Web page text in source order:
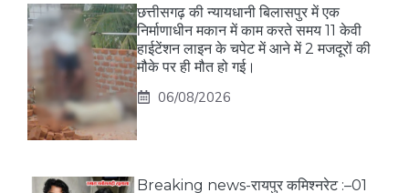
छत्तीसगढ़ की न्यायधानी बिलासपुर में एक
निर्माणाधीन मकान में काम करते समय 11 केवी
हाईटेंशन लाइन के चपेट में आने में 2 मजदूरों की
मौके पर ही मौत हो गई।
06/08/2026
Breaking news-रायपुर कमिश्नरेट :–01